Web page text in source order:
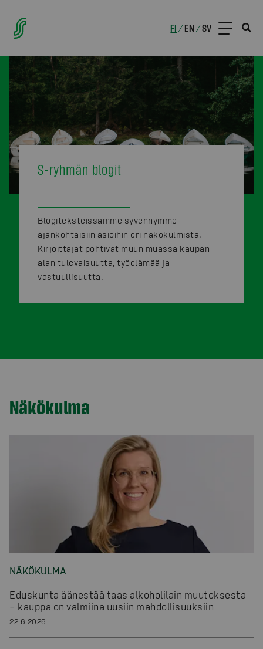
FI /EN /SV
S-ryhmän blogit
Blogiteksteissämme syvennymme
ajankohtaisiin asioihin eri näkökulmista.
Kirjoittajat pohtivat muun muassa kaupan
alan tulevaisuutta, työelämää ja
vastuullisuutta.
Näkökulma
NÄKÖKULMA
Eduskunta äänestää taas alkoholilain muutoksesta
– kauppa on valmiina uusiin mahdollisuuksiin
22.6.2026